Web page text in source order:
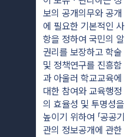
보의 공개의무와 공개
에 필요한 기본적인 사
항을 정하여 국민의 알
권리를 보장하고 학술
및 정책연구를 진흥함
과 아울러 학교교육에
대한 참여와 교육행정
의 효율성 및 투명성을
높이기 위하여 「공공기
관의 정보공개에 관한